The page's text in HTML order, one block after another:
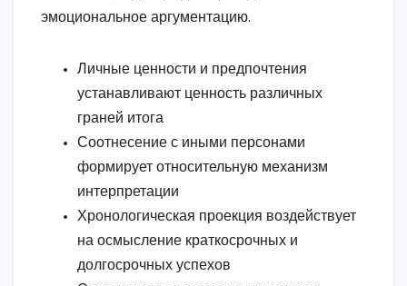
эмоциональное аргументацию.
Личные ценности и предпочтения
устанавливают ценность различных
граней итога
Соотнесение с иными персонами
формирует относительную механизм
интерпретации
Хронологическая проекция воздействует
на осмысление краткосрочных и
долгосрочных успехов